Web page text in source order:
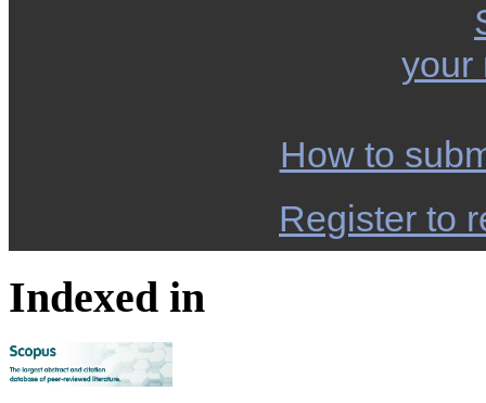
your
How to
Register to
Indexed in